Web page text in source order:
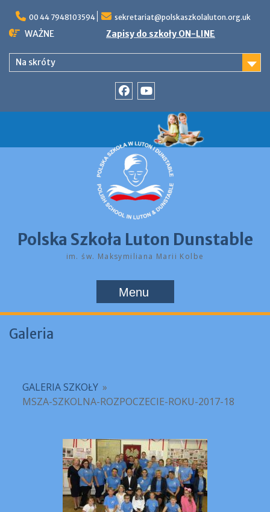
content
00 44 7948103594 sekretariat@polskaszkolaluton.org.uk
WAŻNE Zapisy do szkoły ON-LINE
Na skróty
Polska Szkoła Luton Dunstable
im. św. Maksymiliana Marii Kolbe
Menu
Galeria
GALERIA SZKOŁY »
MSZA-SZKOLNA-ROZPOCZECIE-ROKU-2017-18